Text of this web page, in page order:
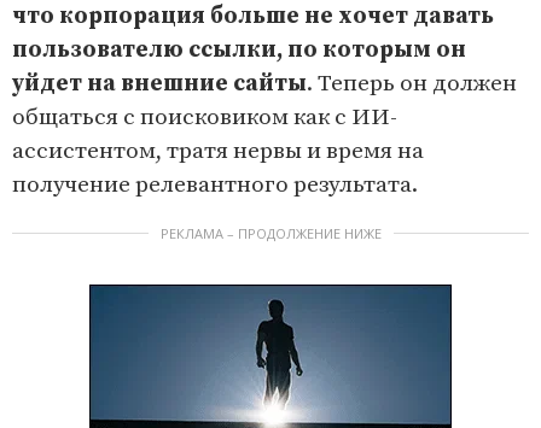
что корпорация больше не хочет давать
пользователю ссылки, по которым он
уйдет на внешние сайты. Теперь он должен
общаться с поисковиком как с ИИ-
ассистентом, тратя нервы и время на
получение релевантного результата.
РЕКЛАМА – ПРОДОЛЖЕНИЕ НИЖЕ